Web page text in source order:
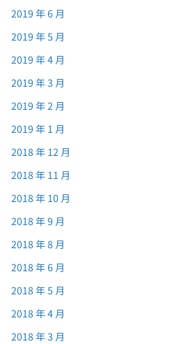
2019 年 6 月
2019 年 5 月
2019 年 4 月
2019 年 3 月
2019 年 2 月
2019 年 1 月
2018 年 12 月
2018 年 11 月
2018 年 10 月
2018 年 9 月
2018 年 8 月
2018 年 6 月
2018 年 5 月
2018 年 4 月
2018 年 3 月